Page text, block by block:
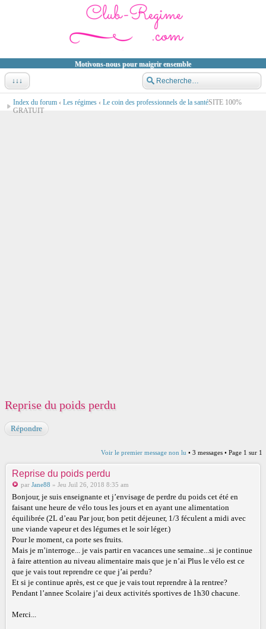
Motivons-nous pour maigrir ensemble
↓↓↓
Index du forum ‹ Les régimes ‹ Le coin des professionnels de la santéSITE 100%
GRATUIT
Reprise du poids perdu
Répondre
Voir le premier message non lu • 3 messages • Page 1 sur 1
Reprise du poids perdu
par Jane88 » Jeu Juil 26, 2018 8:35 am
Bonjour, je suis enseignante et j’envisage de perdre du poids cet été en
faisant une heure de vélo tous les jours et en ayant une alimentation
équilibrée (2L d’eau Par jour, bon petit déjeuner, 1/3 féculent a midi avec
une viande vapeur et des légumes et le soir léger.)
Pour le moment, ca porte ses fruits.
Mais je m’interroge... je vais partir en vacances une semaine...si je continue
à faire attention au niveau alimentaire mais que je n’ai Plus le vélo est ce
que je vais tout reprendre ce que j’ai perdu?
Et si je continue après, est ce que je vais tout reprendre à la rentree?
Pendant l’annee Scolaire j’ai deux activités sportives de 1h30 chacune.
Merci...